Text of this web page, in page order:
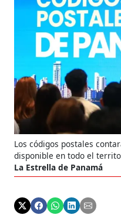
Los códigos postales
disponible en todo el
La Estrella de Panamá